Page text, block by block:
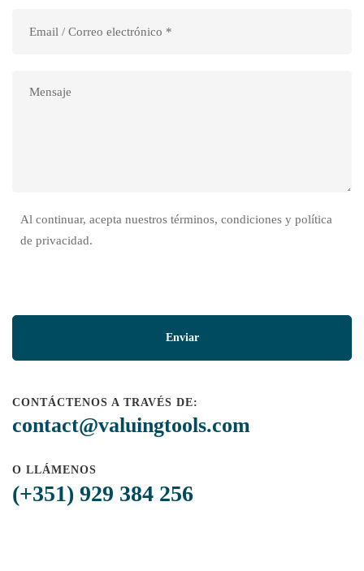
Al continuar, acepta nuestros términos, condiciones y política
de privacidad.
CONTÁCTENOS A TRAVÉS DE:
contact@valuingtools.com
O LLÁMENOS
(+351) 929 384 256